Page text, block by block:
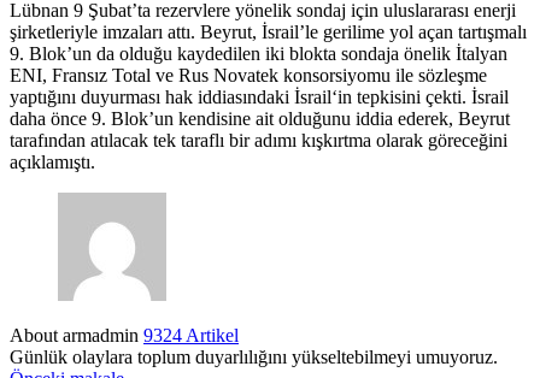
Lübnan 9 Şubat’ta rezervlere yönelik sondaj için uluslararası enerji
şirketleriyle imzaları attı. Beyrut, İsrail’le gerilime yol açan tartışmalı
9. Blok’un da olduğu kaydedilen iki blokta sondaja önelik İtalyan
ENI, Fransız Total ve Rus Novatek konsorsiyomu ile sözleşme
yaptığını duyurması hak iddiasındaki İsrail‘in tepkisini çekti. İsrail
daha önce 9. Blok’un kendisine ait olduğunu iddia ederek, Beyrut
tarafından atılacak tek taraflı bir adımı kışkırtma olarak göreceğini
açıklamıştı.
About armadmin 9324 Artikel
Günlük olaylara toplum duyarlılığını yükseltebilmeyi umuyoruz.